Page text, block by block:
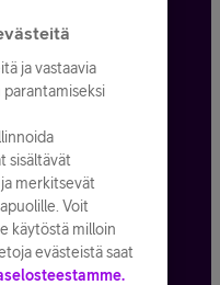
ja vastaavia
sisältävät
merkitsevät
Voit
käytöstä milloin
evästeistä saat